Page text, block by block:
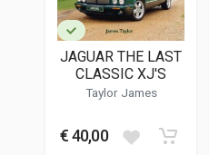
FOTO IN B/N
17 x 23.5 x 0.5 cm
Informazioni aggiuntive
JAGUAR THE LAST
CLASSIC XJ'S
Taylor James
€ 40,00